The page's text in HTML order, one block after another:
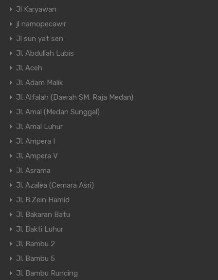
Jl Karyawan
jl namopecawir
Jl sun yat sen
Jl. Abdullah Lubis
Jl. Aceh
Jl. Adam Malik
Jl. Alfalah (Daerah SM. Raja Medan)
Jl. Amal (Medan Sunggal)
Jl. Amal Luhur
Jl. Ampera I
Jl. Ampera V
Jl. Asrama
Jl. Azalea (Cemara Asri)
Jl. B.Zein Hamid
Jl. Bakaran Batu
Jl. Bakti Luhur
Jl. Bambu 2
Jl. Bambu 5
Jl. Bambu Runcing